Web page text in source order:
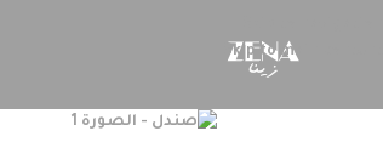
Skip to main content